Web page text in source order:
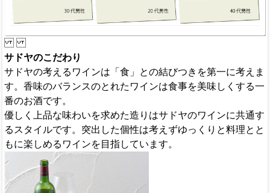
サドヤのこだわり
サドヤの考えるワインは「食」との結びつきを第一に考えま
す。香味のバランスのとれたワインは食事を美味しくする一
番のお酒です。
優しく上品な味わいを求めた造りはサドヤのワインに共通す
るスタイルです。突出した個性は考えずゆっくりと料理とと
もに楽しめるワインを目指しています。